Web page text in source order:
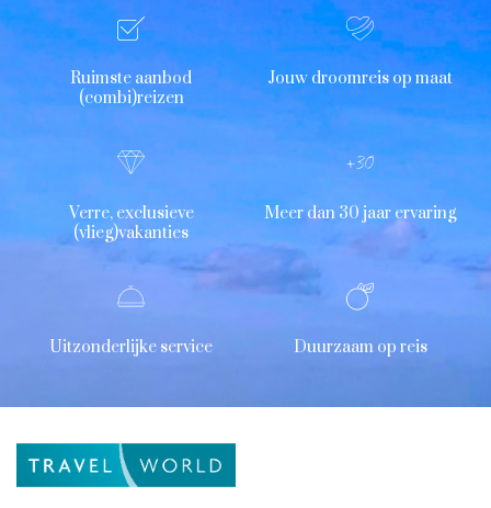
Ruimste aanbod
(combi)reizen
Jouw droomreis op maat
Verre, exclusieve
(vlieg)vakanties
Meer dan 30 jaar ervaring
Uitzonderlijke service Duurzaam op reis